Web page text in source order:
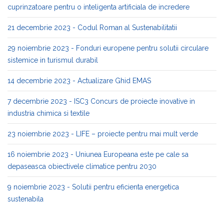
cuprinzatoare pentru o inteligenta artificiala de incredere
21 decembrie 2023 - Codul Roman al Sustenabilitatii
29 noiembrie 2023 - Fonduri europene pentru solutii circulare
sistemice in turismul durabil
14 decembrie 2023 - Actualizare Ghid EMAS
7 decembrie 2023 - ISC3 Concurs de proiecte inovative in
industria chimica si textile
23 noiembrie 2023 - LIFE – proiecte pentru mai mult verde
16 noiembrie 2023 - Uniunea Europeana este pe cale sa
depaseasca obiectivele climatice pentru 2030
9 noiembrie 2023 - Solutii pentru eficienta energetica
sustenabila